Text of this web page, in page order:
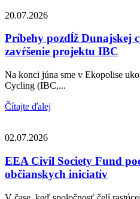
20.07.2026
Príbehy pozdĺž Dunajskej
zavŕšenie projektu IBC
Na konci júna sme v Ekopolise
Cycling (IBC,...
Čítajte ďalej
02.07.2026
EEA Civil Society Fund
občianskych iniciatív